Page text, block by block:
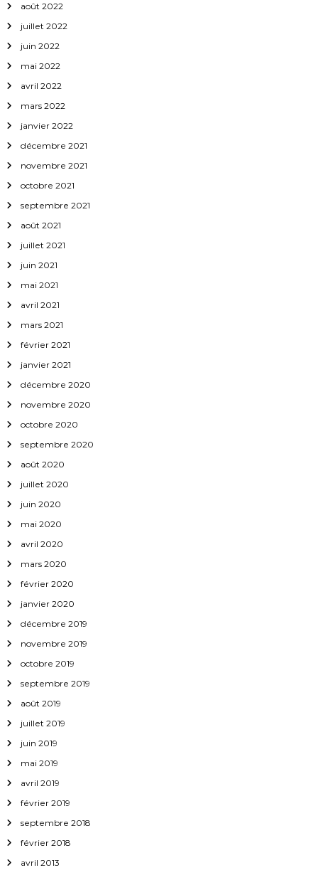
août 2022
juillet 2022
juin 2022
mai 2022
avril 2022
mars 2022
janvier 2022
décembre 2021
novembre 2021
octobre 2021
septembre 2021
août 2021
juillet 2021
juin 2021
mai 2021
avril 2021
mars 2021
février 2021
janvier 2021
décembre 2020
novembre 2020
octobre 2020
septembre 2020
août 2020
juillet 2020
juin 2020
mai 2020
avril 2020
mars 2020
février 2020
janvier 2020
décembre 2019
novembre 2019
octobre 2019
septembre 2019
août 2019
juillet 2019
juin 2019
mai 2019
avril 2019
février 2019
septembre 2018
février 2018
avril 2013